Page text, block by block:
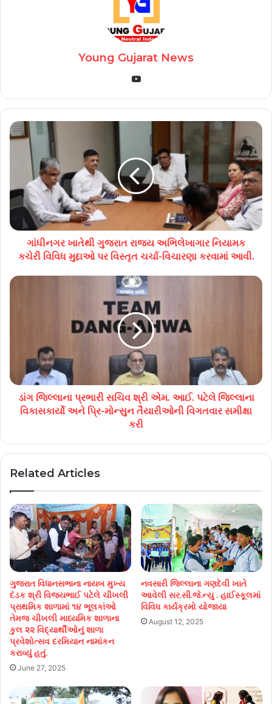
Young Gujarat News
YouTube
ગાંધીનગર ખાતેથી ગુજરાત રાજ્ય અભિલેખાગાર નિયામક
કચેરી વિવિધ મુદ્દાઓ પર વિસ્તૃત ચર્ચા-વિચારણા કરવામાં આવી.
ડાંગ જિલ્લાના પ્રભારી સચિવ શ્રી એમ. આઈ. પટેલે જિલ્લાના
વિકાસકાર્યો અને પ્રિ-મોન્સુન તૈયારીઓની વિગતવાર સમીક્ષા
કરી
Related Articles
ગુજરાત વિધાનસભાના નાયબ મુખ્ય
દંડક શ્રી વિજયભાઈ પટેલે ચીખલી
પ્રાથમિક શાળામાં ૧૪ ભૂલકાંઓ
તેમજ ચીખલી માધ્યમિક શાળાના
કુલ ૨૨ વિદ્યાર્થીઓનું શાળા
પ્રવેશોત્સવ દરમિયાન નામાંકન
કરાવ્યું હતું.
June 27, 2025
નવસારી જિલ્લાના ગણદેવી ખાતે
આવેલી સર.સી.જે.ન્યુ . હાઈસ્કૂલમાં
વિવિધ કાર્યક્રમો યોજાયા
August 12, 2025